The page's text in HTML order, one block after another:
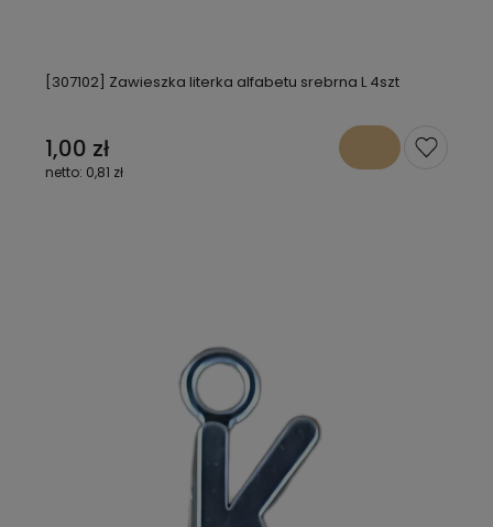
[307102] Zawieszka literka alfabetu srebrna L 4szt
1,00 zł
0,81 zł